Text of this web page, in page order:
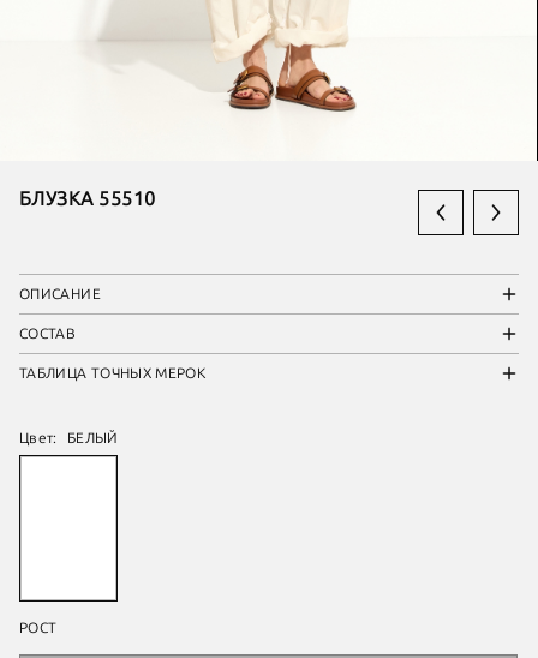
БЛУЗКА 55510
ОПИСАНИЕ
СОСТАВ
ТАБЛИЦА ТОЧНЫХ МЕРОК
Цвет: БЕЛЫЙ
РОСТ